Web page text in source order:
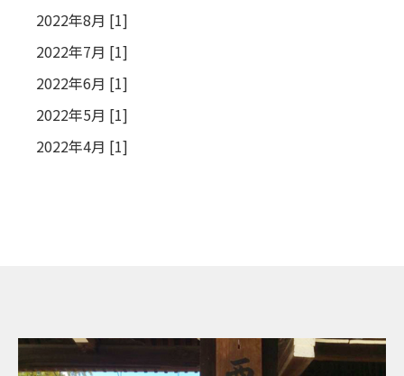
2022年8月 [1]
2022年7月 [1]
2022年6月 [1]
2022年5月 [1]
2022年4月 [1]